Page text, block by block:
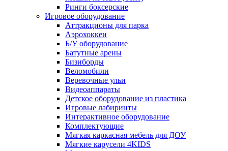
Ринги боксерские
Игровое оборудование
Аттракционы для парка
Аэрохоккеи
Б/У оборудование
Батутные арены
Бизиборды
Веломобили
Веревочные ульи
Видеоаппараты
Детское оборудование из пластика
Игровые лабиринты
Интерактивное оборудование
Комплектующие
Мягкая каркасная мебель для ДОУ
Мягкие карусели 4KIDS